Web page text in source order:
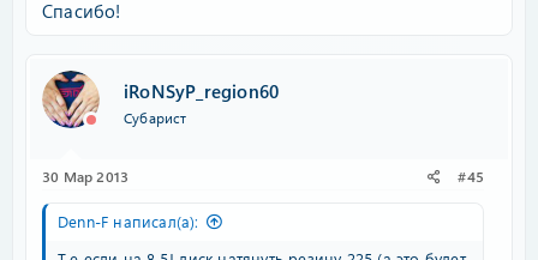
Спасибо!
iRoNSyP_region60
Субарист
30 Мар 2013 #45
Denn-F написал(а):